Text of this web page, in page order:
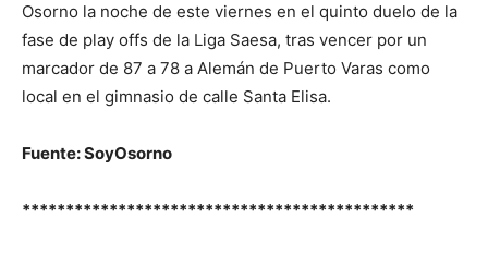
Osorno la noche de este viernes en el quinto duelo de la
fase de play offs de la Liga Saesa, tras vencer por un
marcador de 87 a 78 a Alemán de Puerto Varas como
local en el gimnasio de calle Santa Elisa.
Fuente: SoyOsorno
*********************************************